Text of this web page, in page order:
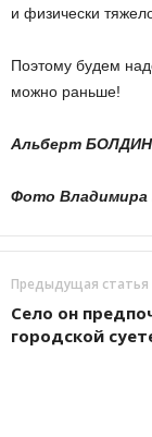
и физически
Поэтому будем
можно раньше!
Альберт
Фото
Предыдущая статья
Село он
городской